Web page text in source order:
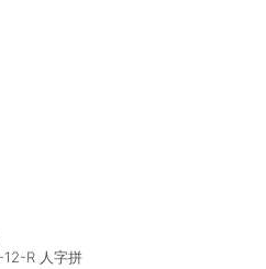
R 人字拼